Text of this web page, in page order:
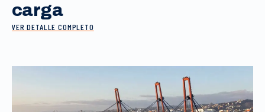
carga
VER DETALLE COMPLETO